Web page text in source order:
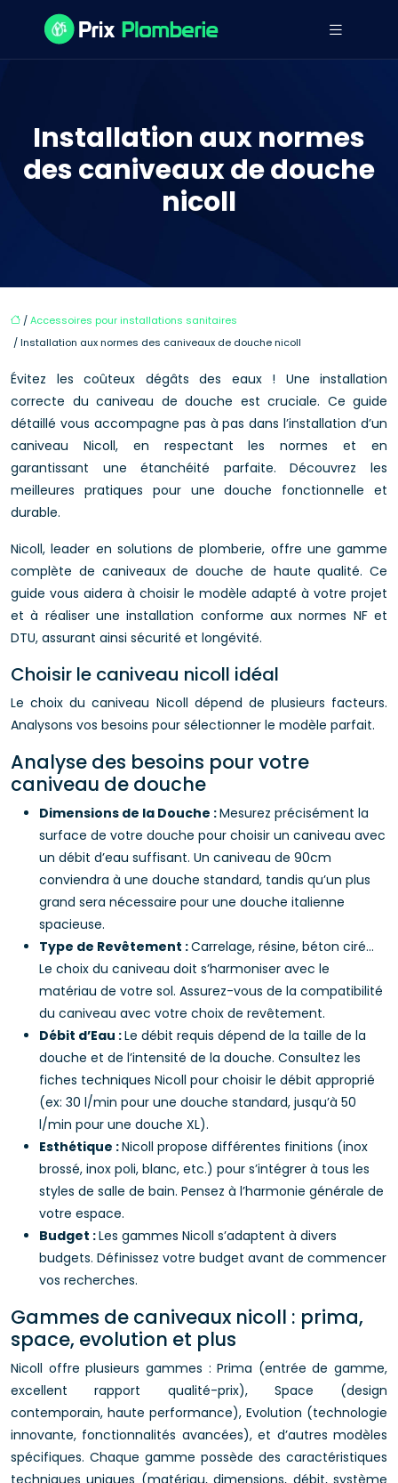
Installation aux normes
des caniveaux de douche
nicoll
/Accessoires pour installations sanitaires
/ Installation aux normes des caniveaux de douche nicoll
Évitez les coûteux dégâts des eaux ! Une installation
correcte du caniveau de douche est cruciale. Ce guide
détaillé vous accompagne pas à pas dans l’installation d’un
caniveau Nicoll, en respectant les normes et en
garantissant une étanchéité parfaite. Découvrez les
meilleures pratiques pour une douche fonctionnelle et
durable.
Nicoll, leader en solutions de plomberie, offre une gamme
complète de caniveaux de douche de haute qualité. Ce
guide vous aidera à choisir le modèle adapté à votre projet
et à réaliser une installation conforme aux normes NF et
DTU, assurant ainsi sécurité et longévité.
Choisir le caniveau nicoll idéal
Le choix du caniveau Nicoll dépend de plusieurs facteurs.
Analysons vos besoins pour sélectionner le modèle parfait.
Analyse des besoins pour votre
caniveau de douche
Dimensions de la Douche :Mesurez précisément la
surface de votre douche pour choisir un caniveau avec
un débit d’eau suffisant. Un caniveau de 90cm
conviendra à une douche standard, tandis qu’un plus
grand sera nécessaire pour une douche italienne
spacieuse.
Type de Revêtement :Carrelage, résine, béton ciré…
Le choix du caniveau doit s’harmoniser avec le
matériau de votre sol. Assurez-vous de la compatibilité
du caniveau avec votre choix de revêtement.
Débit d’Eau :Le débit requis dépend de la taille de la
douche et de l’intensité de la douche. Consultez les
fiches techniques Nicoll pour choisir le débit approprié
(ex: 30 l/min pour une douche standard, jusqu’à 50
l/min pour une douche XL).
Esthétique :Nicoll propose différentes finitions (inox
brossé, inox poli, blanc, etc.) pour s’intégrer à tous les
styles de salle de bain. Pensez à l’harmonie générale de
votre espace.
Budget :Les gammes Nicoll s’adaptent à divers
budgets. Définissez votre budget avant de commencer
vos recherches.
Gammes de caniveaux nicoll : prima,
space, evolution et plus
Nicoll offre plusieurs gammes : Prima (entrée de gamme,
excellent rapport qualité-prix), Space (design
contemporain, haute performance), Evolution (technologie
innovante, fonctionnalités avancées), et d’autres modèles
spécifiques. Chaque gamme possède des caractéristiques
techniques uniques (matériau, dimensions, débit, système